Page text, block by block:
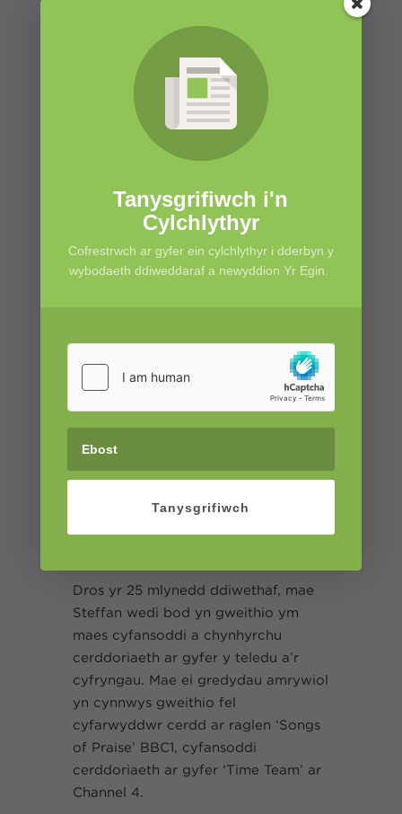
egni bywiog ar y llwyfan a thonau
hardd o leisiau melodig cain a
rhyddhaodd ei halbwm cyntaf
'Annwn' ym mis Mawrth 2022.
Mae’r ddwy flynedd diwethaf wedi
band, ar ôl perfformio ar lawer o
lwyfannau enwog fel Gŵyl Werin
Caergrawnt, Gŵyl Ryng-Geltaidd
Lorient, Gŵyl y Dyn Gwyrdd , Gwyl
Rhwng y Coed a llawer mwy. Enillodd
Ngwobrau Gwerin y BBC yn 2023.
Yn ogystal a'i gwaith perfformio, mae
cyfansoddi caneuon, addysgu
caneuon gwerin Cymru ar y cyd â
TRAC CYMRU, Theatr HIJINX,
cerddorion a bandiau.
Dros yr 25 mlynedd ddiwethaf, mae
Steffan wedi bod yn gweithio ym
maes cyfansoddi a chynhyrchu
cerddoriaeth ar gyfer y teledu a’r
cyfryngau. Mae ei gredydau amrywiol
yn cynnwys gweithio fel
cyfarwyddwr cerdd ar raglen ‘Songs
of Praise’ BBC1, cyfansoddi
cerddoriaeth ar gyfer ‘Time Team’ ar
Channel 4.
Tanysgrifiwch i'n
Cylchlythyr
Cofrestrwch ar gyfer ein cylchlythyr i dderbyn y
wybodaeth ddiweddaraf a newyddion Yr Egin.
Tanysgrifiwch